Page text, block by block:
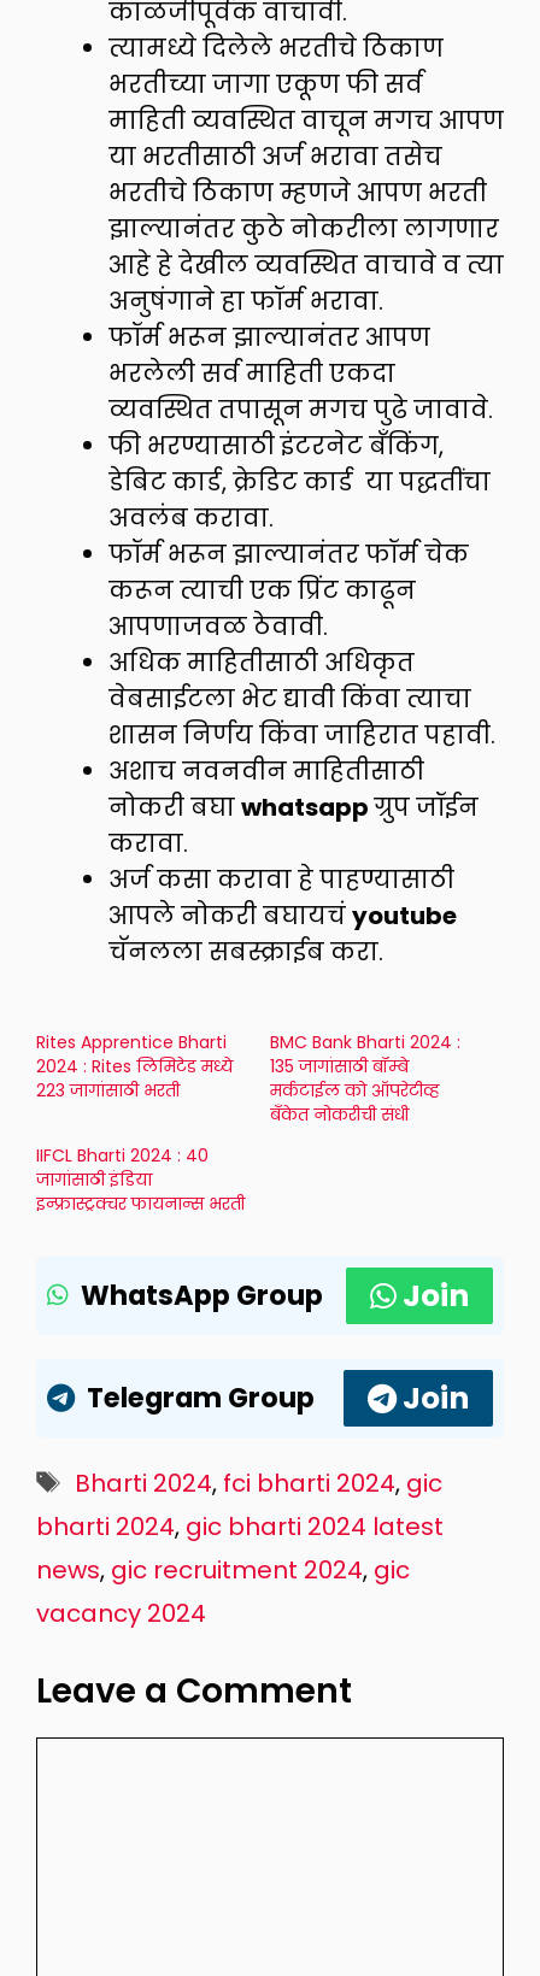
काळजीपूर्वक वाचावी.
त्यामध्ये दिलेले भरतीचे ठिकाण
भरतीच्या जागा एकूण फी सर्व
माहिती व्यवस्थित वाचून मगच आपण
या भरतीसाठी अर्ज भरावा तसेच
भरतीचे ठिकाण म्हणजे आपण भरती
झाल्यानंतर कुठे नोकरीला लागणार
आहे हे देखील व्यवस्थित वाचावे व त्या
अनुषंगाने हा फॉर्म भरावा.
फॉर्म भरून झाल्यानंतर आपण
भरलेली सर्व माहिती एकदा
व्यवस्थित तपासून मगच पुढे जावावे.
फी भरण्यासाठी इंटरनेट बँकिंग,
डेबिट कार्ड, क्रेडिट कार्ड या पद्धतींचा
अवलंब करावा.
फॉर्म भरून झाल्यानंतर फॉर्म चेक
करून त्याची एक प्रिंट काढून
आपणाजवळ ठेवावी.
अधिक माहितीसाठी अधिकृत
वेबसाईटला भेट द्यावी किंवा त्याचा
शासन निर्णय किंवा जाहिरात पहावी.
अशाच नवनवीन माहितीसाठी
नोकरी बघाwhatsappग्रुप जॉईन
करावा.
अर्ज कसा करावा हे पाहण्यासाठी
आपले नोकरी बघायचंyoutube
चॅनलला सबस्क्राईब करा.
Rites Apprentice Bharti
2024 : Rites लिमिटेड मध्ये
223 जागांसाठी भरती
BMC Bank Bharti 2024 :
135 जागांसाठी बॉम्बे
मर्कटाईल को ऑपरेटीव्ह
बँकेत नोकरीची संधी
IIFCL Bharti 2024 : 40
जागांसाठी इंडिया
इन्फ्रास्ट्रक्चर फायनान्स भरती
WhatsApp Group Join
Telegram Group Join
Tags
Bharti 2024, fci bharti 2024, gic
bharti 2024, gic bharti 2024 latest
news, gic recruitment 2024, gic
vacancy 2024
Leave a Comment